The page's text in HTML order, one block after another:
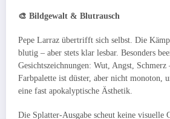
🎨 Bildgewalt & Blutrausch
Pepe Larraz übertrifft sich selbst. Die
blutig – aber stets klar lesbar. Besonders
Gesichtszeichnungen: Wut, Angst,
Farbpalette ist düster, aber nicht monoton,
eine fast apokalyptische Ästhetik.
Die Splatter-Ausgabe scheut keine visuelle